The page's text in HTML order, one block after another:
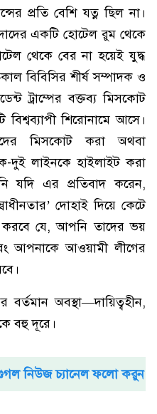
প্রতি বেশি যত্ন ছিল না।
একটি হোটেল রুম থেকে
থেকে বের না হয়েই যুদ্ধ
বিবিসির শীর্ষ সম্পাদক ও
ট্রাম্পের বক্তব্য মিসকোট
শিরোনামে আসে।
মিসকোট করা অথবা
দুই লাইনকে হাইলাইট করা
যদি এর প্রতিবাদ করেন,
দোহাই দিয়ে কেটে
যে, আপনি তাদের ভয়
আপনাকে আওয়ামী লীগের
অবস্থা—দায়িত্বহীন,
বহু দূরে।
নিউজ চ্যানেল ফলো করুন